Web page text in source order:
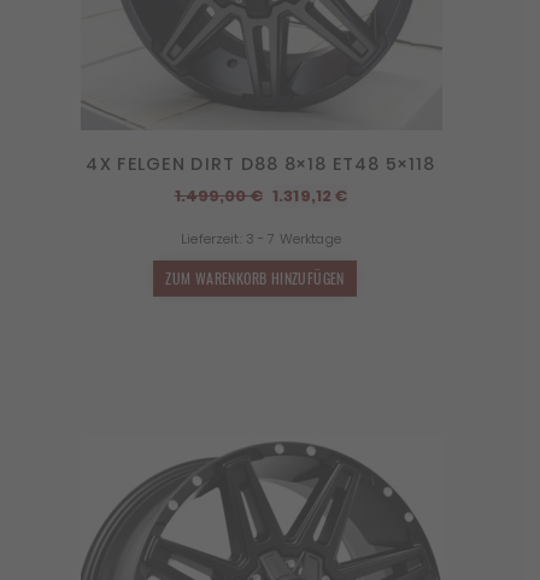
4X FELGEN DIRT D88 8×18 ET48 5×118
1.499,00€ Ursprünglicher
war:
1.499,00 €
1.319,12€Aktueller
Lieferzeit: 3 - 7 Werktage
ZUM WARENKORB HINZUFÜGEN